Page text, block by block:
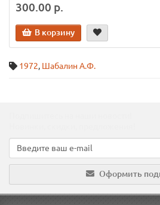
300.00 р.
В корзину
1972, Шабалин А.Ф.
Оформить